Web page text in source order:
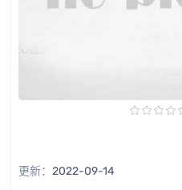
更新： 2022-09-14